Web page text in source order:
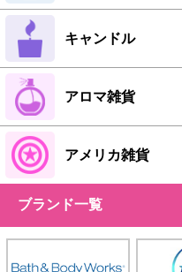
キャンドル
アロマ雑貨
アメリカ雑貨
ブランド一覧